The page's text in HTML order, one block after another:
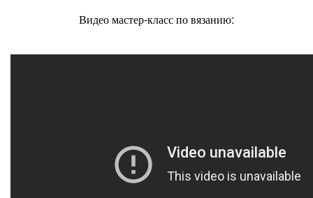
Видео мастер-класс по вязанию: